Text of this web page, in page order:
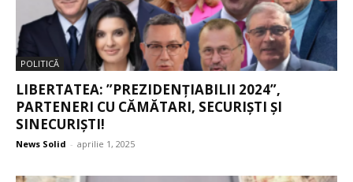
POLITICĂ
LIBERTATEA: ”PREZIDENȚIABILII 2024”,
PARTENERI CU CĂMĂTARI, SECURIȘTI ȘI
SINECURIȘTI!
News Solid - aprilie 1, 2025